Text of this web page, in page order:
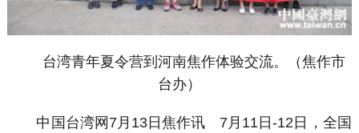
台湾青年夏令营到河南焦作体验交流。（焦作市
台办）
中国台湾网7月13日焦作讯 7月11日-12日，全国